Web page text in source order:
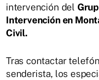
intervención del
Intervención en
Civil.
Tras contactar
senderista, los